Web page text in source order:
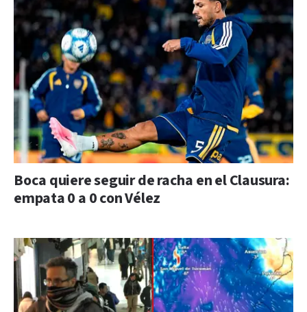
Boca quiere seguir de racha en el Clausura:
empata 0 a 0 con Vélez